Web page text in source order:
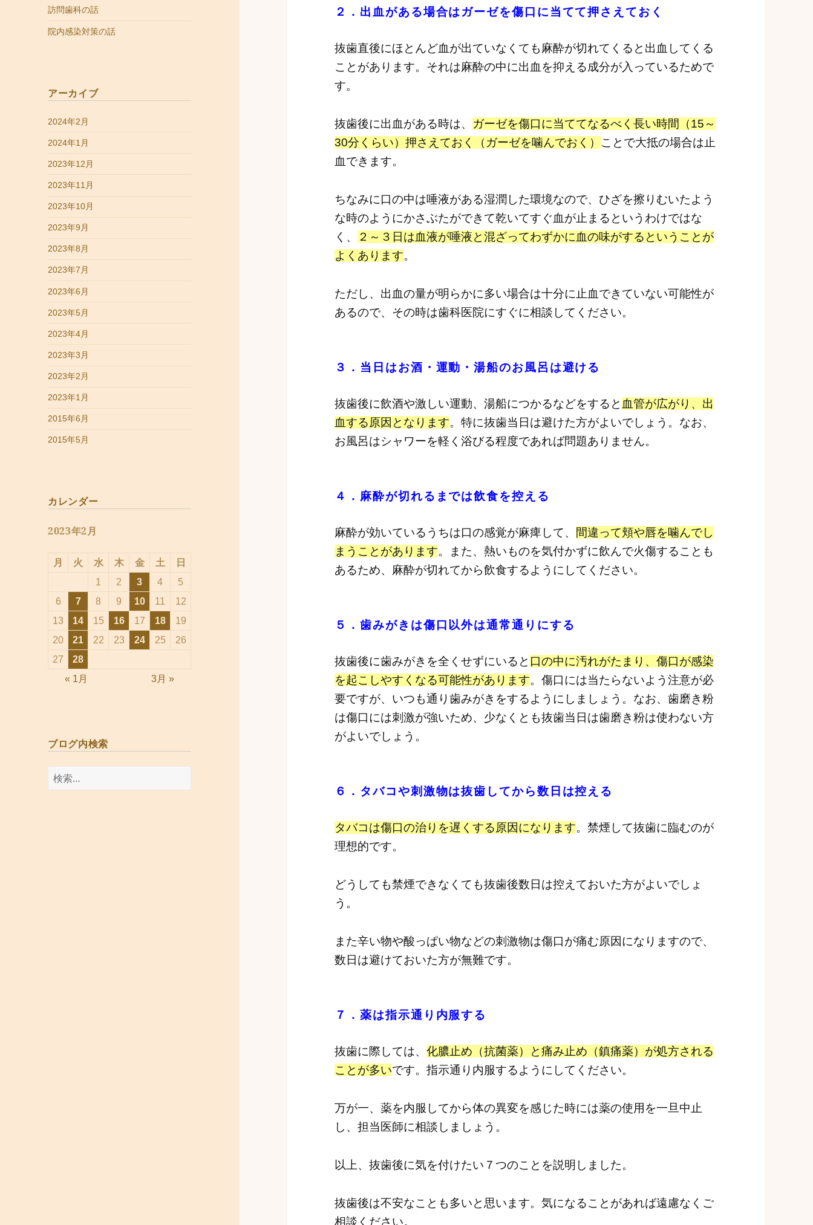
訪問歯科の話
院内感染対策の話
アーカイブ
2024年2月
2024年1月
2023年12月
2023年11月
2023年10月
2023年9月
2023年8月
2023年7月
2023年6月
2023年5月
2023年4月
2023年3月
2023年2月
2023年1月
2015年6月
2015年5月
カレンダー
2023年2月
月 火 水 木 金 土
日
1
2 3 4
5
6
7 8 9 10 11
12
13
14 15 16 17 18
19
20
21 22 23 24 25
26
27
28
« 1月
3月 »
ブログ内検索
検
２．出血がある場合はガーゼを傷口に当てて押さえておく
抜歯直後にほとんど血が出ていなくても麻酔が切れてくると出血してくる
ことがあります。それは麻酔の中に出血を抑える成分が入っているためで
す。
抜歯後に出血がある時は、 ガーゼを傷口に当ててなるべく長い時間（15～
30分くらい）押さえておく（ガーゼを噛んでおく） ことで大抵の場合は止
血できます。
ちなみに口の中は唾液がある湿潤した環境なので、ひざを擦りむいたよう
な時のようにかさぶたができて乾いてすぐ血が止まるというわけではな
く、
２～３日は血液が唾液と混ざってわずかに血の味がするということが
よくあります。
ただし、出血の量が明らかに多い場合は十分に止血できていない可能性が
あるので、その時は歯科医院にすぐに相談してください。
３．当日はお酒・運動・湯船のお風呂は避ける
抜歯後に飲酒や激しい運動、湯船につかるなどをすると 血管が広がり、出
血する原因となります。特に抜歯当日は避けた方がよいでしょう。なお、
お風呂はシャワーを軽く浴びる程度であれば問題ありません。
４．麻酔が切れるまでは飲食を控える
麻酔が効いているうちは口の感覚が麻痺して、 間違って頬や唇を噛んでし
まうことがあります。また、熱いものを気付かずに飲んで火傷することも
あるため、麻酔が切れてから飲食するようにしてください。
５．歯みがきは傷口以外は通常通りにする
抜歯後に歯みがきを全くせずにいると 口の中に汚れがたまり、傷口が感染
を起こしやすくなる可能性があります。傷口には当たらないよう注意が必
要ですが、いつも通り歯みがきをするようにしましょう。なお、歯磨き粉
は傷口には刺激が強いため、少なくとも抜歯当日は歯磨き粉は使わない方
がよいでしょう。
６．タバコや刺激物は抜歯してから数日は控える
タバコは傷口の治りを遅くする原因になります。禁煙して抜歯に臨むのが
理想的です。
どうしても禁煙できなくても抜歯後数日は控えておいた方がよいでしょ
う。
また辛い物や酸っぱい物などの刺激物は傷口が痛む原因になりますので、
数日は避けておいた方が無難です。
７．薬は指示通り内服する
抜歯に際しては、化膿止め（抗菌薬）と痛み止め（鎮痛薬）が処方される
ことが多いです。指示通り内服するようにしてください。
万が一、薬を内服してから体の異変を感じた時には薬の使用を一旦中止
し、担当医師に相談しましょう。
以上、抜歯後に気を付けたい７つのことを説明しました。
抜歯後は不安なことも多いと思います。気になることがあれば遠慮なくご
相談ください。